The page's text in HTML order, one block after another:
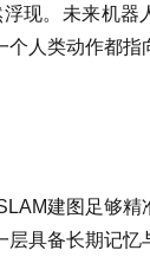
现。未来机
人类动作都指
建图足够精
具备长期记忆